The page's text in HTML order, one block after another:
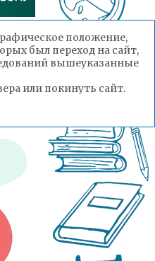
положение,
был переход на сайт,
вышеуказанные
или покинуть сайт.